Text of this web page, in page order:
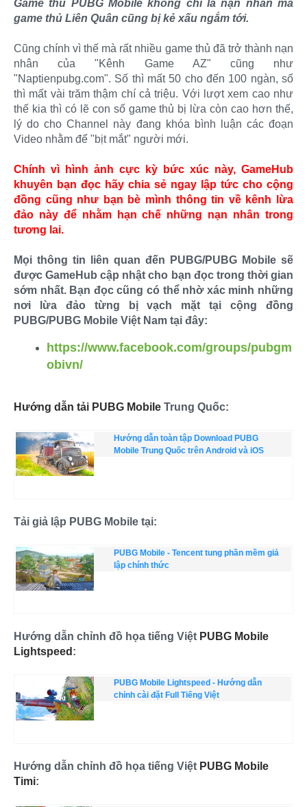
Game thủ PUBG Mobile không chỉ là nạn nhân mà
game thủ Liên Quân cũng bị kẻ xấu ngắm tới.
Cũng chính vì thế mà rất nhiều game thủ đã trở thành nạn
nhân của "Kênh Game AZ" cũng như
"Naptienpubg.com". Số thì mất 50 cho đến 100 ngàn, số
thì mất vài trăm thậm chí cả triệu. Với lượt xem cao như
thế kia thì có lẽ con số game thủ bị lừa còn cao hơn thế,
lý do cho Channel này đang khóa bình luận các đoạn
Video nhằm để "bịt mắt" người mới.
Chính vì hình ảnh cực kỳ bức xúc này, GameHub
khuyên bạn đọc hãy chia sẻ ngay lập tức cho cộng
đồng cũng như bạn bè mình thông tin về kênh lừa
đảo này để nhằm hạn chế những nạn nhân trong
tương lai.
Mọi thông tin liên quan đến PUBG/PUBG Mobile sẽ
được GameHub cập nhật cho bạn đọc trong thời gian
sớm nhất. Bạn đọc cũng có thể nhờ xác minh những
nơi lừa đảo từng bị vạch mặt tại cộng đồng
PUBG/PUBG Mobile Việt Nam tại đây:
https://www.facebook.com/groups/pubgm
obivn/
Hướng dẫn tải PUBG Mobile Trung Quốc:
Hướng dẫn toàn tập Download PUBG
Mobile Trung Quốc trên Android và iOS
Tải giả lập PUBG Mobile tại:
PUBG Mobile - Tencent tung phần mềm giả
lập chính thức
Hướng dẫn chỉnh đồ họa tiếng Việt PUBG Mobile
Lightspeed :
PUBG Mobile Lightspeed - Hướng dẫn
chỉnh cài đặt Full Tiếng Việt
Hướng dẫn chỉnh đồ họa tiếng Việt PUBG Mobile
Timi: